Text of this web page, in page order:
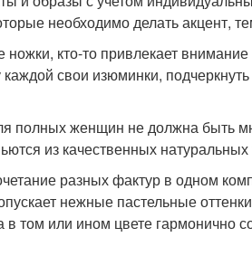
необходимо делать акцент,
ножки, кто-то привлекает
свои изюминки,
полных женщин не должна быть
из качественных
разных фактур в одном
нежные пастельные
в том или ином цвете гармонично